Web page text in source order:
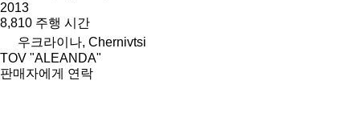
2013
8,810 주행 시간
우크라이나, Chernivtsi
TOV "ALEANDA"
판매자에게 연락